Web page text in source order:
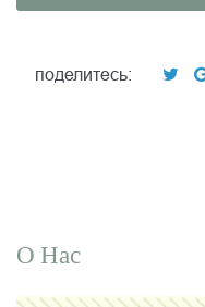
поделитесь:
О Нас